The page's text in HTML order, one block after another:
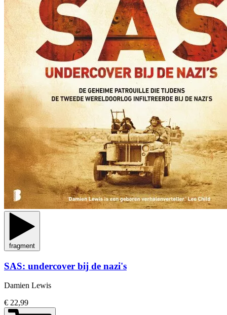
fragment
SAS: undercover bij de nazi's
Damien Lewis
€ 22,99